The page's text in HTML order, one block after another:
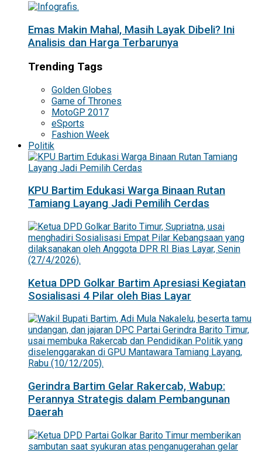
Emas Makin Mahal, Masih Layak Dibeli? Ini
Analisis dan Harga Terbarunya
Trending Tags
Golden Globes
Game of Thrones
MotoGP 2017
eSports
Fashion Week
Politik
KPU Bartim Edukasi Warga Binaan Rutan
Tamiang Layang Jadi Pemilih Cerdas
Ketua DPD Golkar Bartim Apresiasi Kegiatan
Sosialisasi 4 Pilar oleh Bias Layar
Gerindra Bartim Gelar Rakercab, Wabup:
Perannya Strategis dalam Pembangunan
Daerah